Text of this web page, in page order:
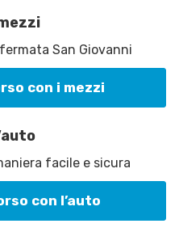
San Giovanni
con i mezzi
facile e sicura
con l’auto